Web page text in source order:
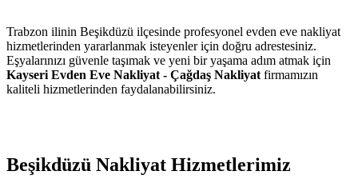
Trabzon ilinin Beşikdüzü ilçesinde profesyonel evden eve nakliyat
hizmetlerinden yararlanmak isteyenler için doğru adrestesiniz.
Eşyalarınızı güvenle taşımak ve yeni bir yaşama adım atmak için
Kayseri Evden Eve Nakliyat - Çağdaş Nakliyat firmamızın
kaliteli hizmetlerinden faydalanabilirsiniz.
Beşikdüzü Nakliyat Hizmetlerimiz